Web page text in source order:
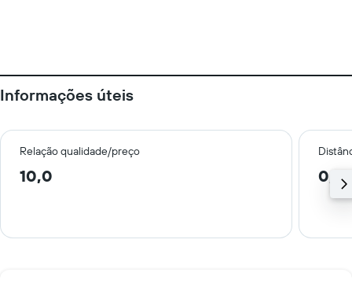
Informações úteis
Relação qualidade/preço
10,0 0,2